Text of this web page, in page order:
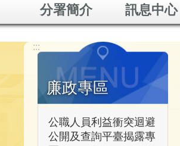
分署簡介 訊息中心
:::
廉政專區
公職人員利益衝突迴避
公開及查詢平臺揭露專